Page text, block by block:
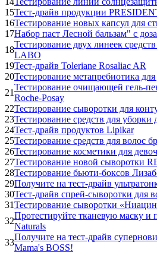
15Тест-драйв продукции
16Тестирование новых капсул для
17Набор паст Лесной бальзам" с
18
Тестирование двух линеек
LABO
19Тест-драйв Toleriane Rosaliac AR
20Тестирование метапребиотика для
21
Тестирование очищающей гель-
Roche-Posay
22Тестирование сыворотки для
23Тестирование средств для
24Тест-драйв продуктов Lipikar
25Тестирование средств для волос
26Тестирование косметики для
27Тестирование новой сыворотки
28Тестирование бьюти-боксов
29Получите на тест-драйв
30Тест-драйв спрей-сыворотки для
31Тестирование сыворотки
32
Протестируйте тканевую маску и
Naturals
33
Получите на тест-драйв
Mama's BOSS!